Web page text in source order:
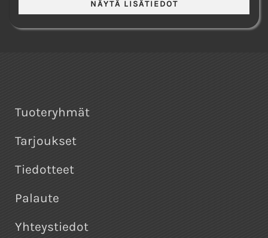
Tuoteryhmät
Tarjoukset
Tiedotteet
Palaute
Yhteystiedot